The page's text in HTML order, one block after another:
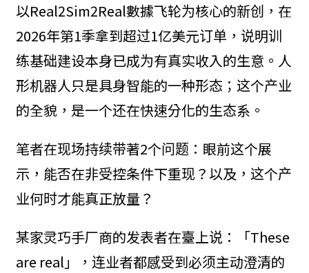
以Real2Sim2Real數據飞轮为核心的新创，在
2026年第1季拿到超过1亿美元订单，说明训
练基础建设本身已成为有真实收入的生意。人
形机器人只是具身智能的一种形态；这个产业
的全貌，是一个还在快速分化的生态系。
笔者在现场持续带著2个问题：眼前这个展
示，能否在非受控条件下重现？以及，这个产
业何时才能真正放量？
某家灵巧手厂商的发表者在臺上说：「These
are real」，连业者都感受到必须主动澄清的